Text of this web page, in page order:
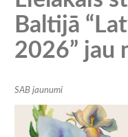
Baltijā
2026” jau
SAB jaunumi